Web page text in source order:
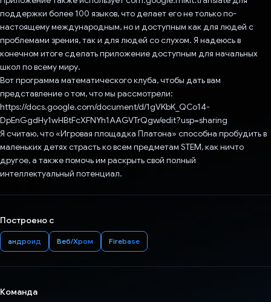
поддержки более 100 языков, что делает его не только по-
настоящему международным, но и доступным как для людей с
проблемами зрения, так и для людей со слухом. Я надеюсь в
конечном итоге сделать приложение доступным для начальных
школ по всему миру.
Вот программа математического клуба, чтобы дать вам
представление о том, что мы рассмотрели:
https://docs.google.com/document/d/1gVKbK_QCo14-
DpEnGgdHy1wHBtFcXFNYh1AAGVTrQgw/edit?usp=sharing
Я считаю, что «Игровая площадка Платона» способна пробудить в
маленьких детях страсть ко всем предметам STEM, как ничто
другое, а также помочь им раскрыть свой полный
интеллектуальный потенциал.
Построено с
андроид Веб/Хром Firebase
Команда